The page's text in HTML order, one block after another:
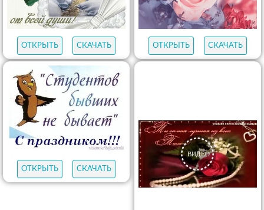
ОТКРЫТЬ СКАЧАТЬ ОТКРЫТЬ СКАЧАТЬ
ОТКРЫТЬ СКАЧАТЬ ОТКРЫТЬ СКАЧАТЬ